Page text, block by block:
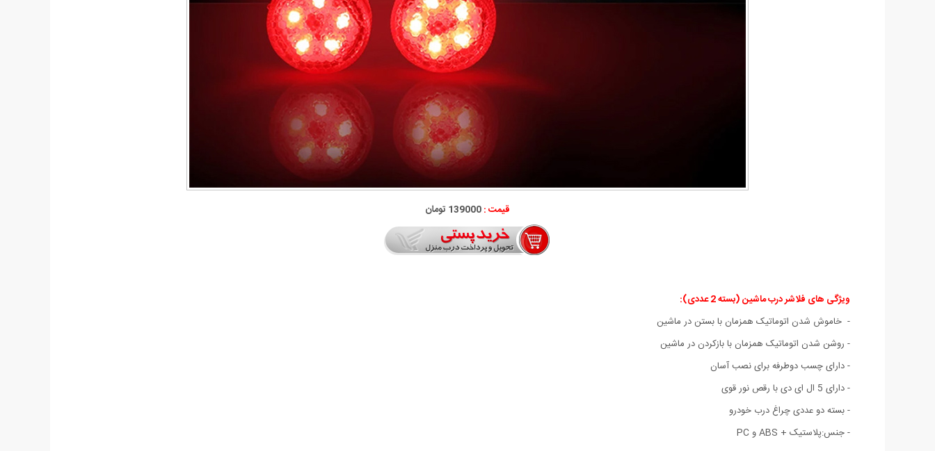
قیمت :139000 تومان
ویژگی های فلاشر درب ماشین (بسته 2 عددی):
- خاموش شدن اتوماتیک همزمان با بستن در ماشین
- روشن شدن اتوماتیک همزمان با بازکردن در ماشین
- دارای چسب دوطرفه برای نصب آسان
- دارای 5 ال ای دی با رقص نور قوی
- بسته دو عددی چراغ درب خودرو
- جنس:پلاستیک + ABS و PC